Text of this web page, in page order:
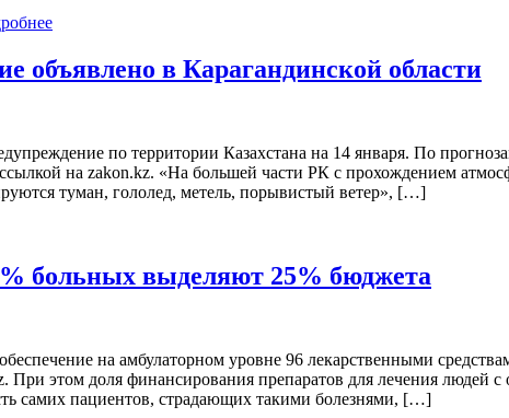
объявлено в Карагандинской области
по территории Казахстана на 14 января. По
на zakon.kz. «На большей части РК с прохождением
туман, гололед, метель, порывистый ветер», […]
больных выделяют 25% бюджета
на амбулаторном уровне 96 лекарственными
При этом доля финансирования препаратов для лечения людей
самих пациентов, страдающих такими болезнями, […]